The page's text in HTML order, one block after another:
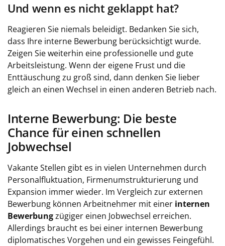
Und wenn es nicht geklappt hat?
Reagieren Sie niemals beleidigt. Bedanken Sie sich,
dass Ihre interne Bewerbung berücksichtigt wurde.
Zeigen Sie weiterhin eine professionelle und gute
Arbeitsleistung. Wenn der eigene Frust und die
Enttäuschung zu groß sind, dann denken Sie lieber
gleich an einen Wechsel in einen anderen Betrieb nach.
Interne Bewerbung: Die beste
Chance für einen schnellen
Jobwechsel
Vakante Stellen gibt es in vielen Unternehmen durch
Personalfluktuation, Firmenumstrukturierung und
Expansion immer wieder. Im Vergleich zur externen
Bewerbung können Arbeitnehmer mit einer internen
Bewerbungzügiger einen Jobwechsel erreichen.
Allerdings braucht es bei einer internen Bewerbung
diplomatisches Vorgehen und ein gewisses Feingefühl.